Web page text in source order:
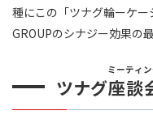
種にこの「ツナグ輪ーケー
GROUPのシナジー効果の
ツナグ座談
ミーティ